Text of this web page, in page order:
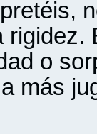
rigidez.
o
más